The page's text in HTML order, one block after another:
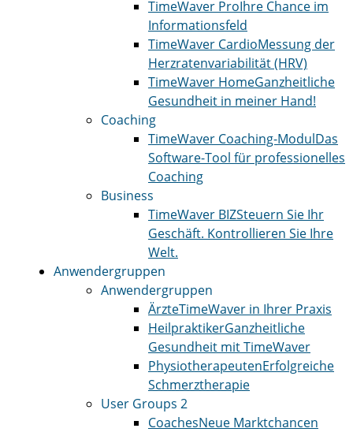
TimeWaver ProIhre Chance im
Informationsfeld
TimeWaver CardioMessung der
Herzratenvariabilität (HRV)
TimeWaver HomeGanzheitliche
Gesundheit in meiner Hand!
Coaching
TimeWaver Coaching-ModulDas
Software-Tool für professionelles
Coaching
Business
TimeWaver BIZSteuern Sie Ihr
Geschäft. Kontrollieren Sie Ihre
Welt.
Anwendergruppen
Anwendergruppen
ÄrzteTimeWaver in Ihrer Praxis
HeilpraktikerGanzheitliche
Gesundheit mit TimeWaver
PhysiotherapeutenErfolgreiche
Schmerztherapie
User Groups 2
CoachesNeue Marktchancen